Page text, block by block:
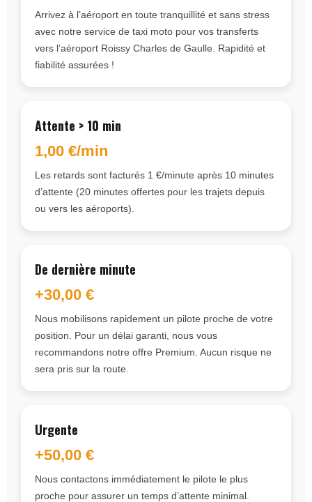
Arrivez à l’aéroport en toute tranquillité et sans stress
avec notre service de taxi moto pour vos transferts
vers l’aéroport Roissy Charles de Gaulle. Rapidité et
fiabilité assurées !
Attente > 10 min
1,00 €/min
Les retards sont facturés 1 €/minute après 10 minutes
d’attente (20 minutes offertes pour les trajets depuis
ou vers les aéroports).
De dernière minute
+30,00 €
Nous mobilisons rapidement un pilote proche de votre
position. Pour un délai garanti, nous vous
recommandons notre offre Premium. Aucun risque ne
sera pris sur la route.
Urgente
+50,00 €
Nous contactons immédiatement le pilote le plus
proche pour assurer un temps d’attente minimal.